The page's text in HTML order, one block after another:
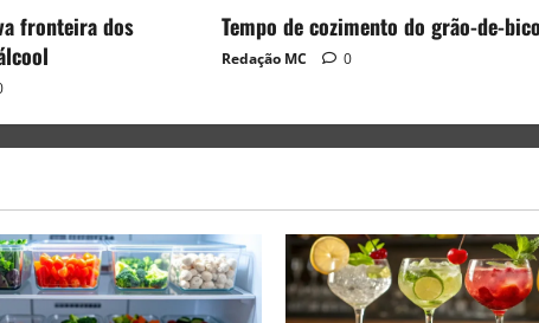
fronteira dos
Tempo de cozimento do grão-de-
Redação MC 0